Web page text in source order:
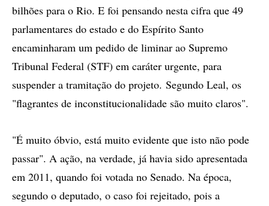
bilhões para o Rio. E foi pensando nesta cifra que 49
parlamentares do estado e do Espírito Santo
encaminharam um pedido de liminar ao Supremo
Tribunal Federal (STF) em caráter urgente, para
suspender a tramitação do projeto. Segundo Leal, os
"flagrantes de inconstitucionalidade são muito claros".
"É muito óbvio, está muito evidente que isto não pode
passar". A ação, na verdade, já havia sido apresentada
em 2011, quando foi votada no Senado. Na época,
segundo o deputado, o caso foi rejeitado, pois a